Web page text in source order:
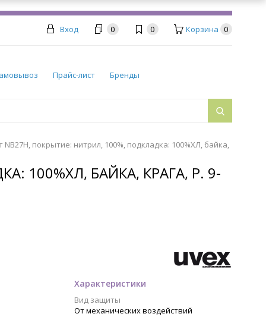
Вход 0 0 Корзина 0
Прайс-лист Бренды
покрытие: нитрил, 100%, подкладка: 100%ХЛ, байка,
100%ХЛ, БАЙКА, КРАГА, Р. 9-
Характеристики
Вид защиты
От механических воздействий